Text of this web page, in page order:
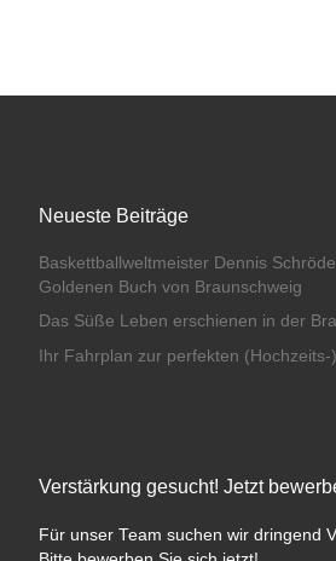
Neueste Beiträge
Baskettballweltmeister Dennis
Goldenen Buch von Braunschweig
Das Süße Leben erschienen in der
Ihr Fahrplan zur perfekten (Hochzeits-
Verstärkung gesucht! Jetzt
Für unser Team suchen wir dringend